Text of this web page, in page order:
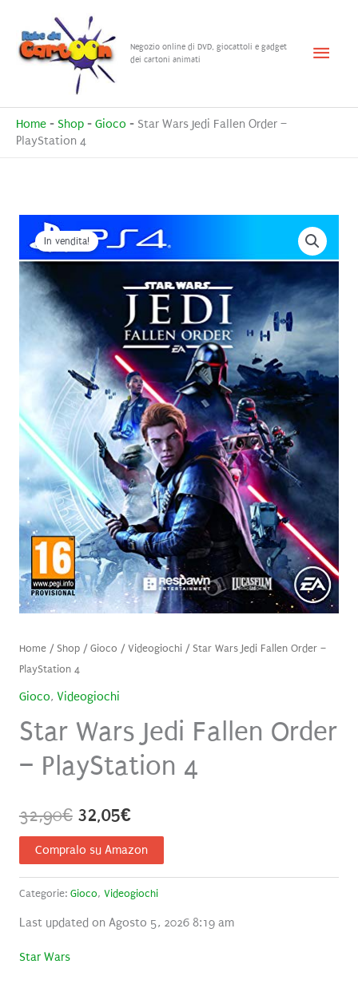
contenuto
Negozio online di DVD, giocattoli e gadget
dei cartoni animati
Menu
Home - Shop - Gioco - Star Wars Jedi Fallen Order –
PlayStation 4
In vendita!
Home/ Shop/Gioco /Videogiochi/ Star Wars Jedi Fallen Order –
PlayStation 4
Gioco, Videogiochi
Star Wars Jedi Fallen Order
– PlayStation 4
32,90€ Il
prezzo
originale
era:
32,05€Il
prezzo
attuale
è:
Compralo su Amazon
Categorie: Gioco, Videogiochi
Last updated on Agosto 5, 2026 8:19 am
Star Wars